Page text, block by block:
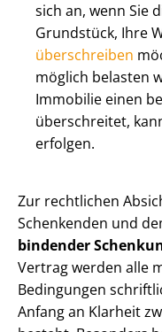
sich an, wenn Sie
Grundstück, Ihre
überschreiben
möglich belasten
Immobilie einen
überschreitet,
erfolgen.
Zur rechtlichen
Schenkenden und
bindender
Vertrag werden alle
Bedingungen
Anfang an Klarheit